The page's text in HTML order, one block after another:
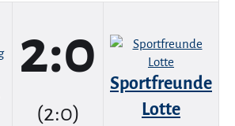
2:0
(2:0)
Sportfreunde
Lotte